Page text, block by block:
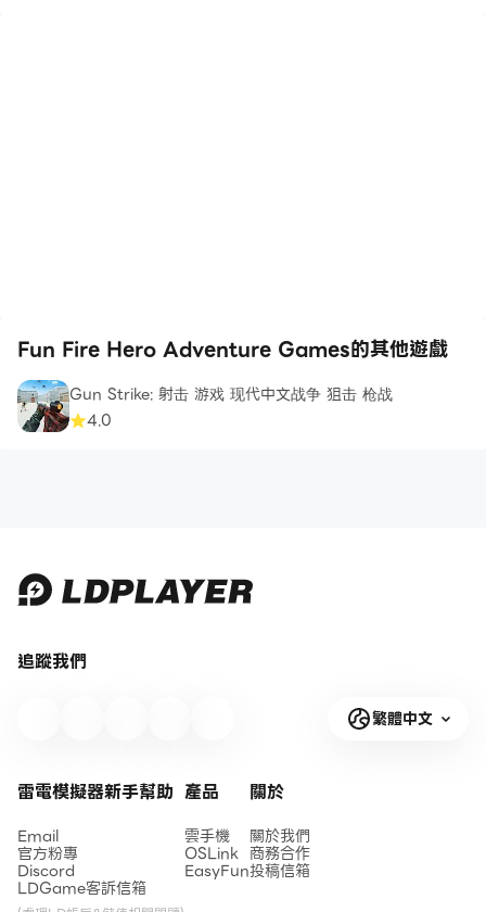
Fun Fire Hero Adventure Games的其他遊戲
Gun Strike: 射击 游戏 现代中文战争 狙击 枪战
4.0
追蹤我們
繁體中文
雷電模擬器新手幫助
Email
官方粉專
Discord
LDGame客訴信箱
產品
雲手機
OSLink
EasyFun
關於
關於我們
商務合作
投稿信箱